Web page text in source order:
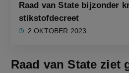
Raad van State bijzonder
stikstofdecreet
2 OKTOBER 2023
Raad van State ziet